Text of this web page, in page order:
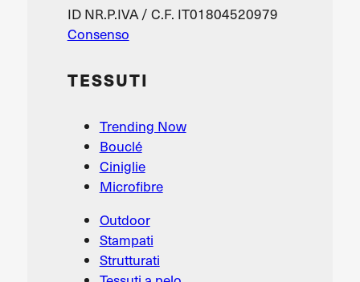
ID NR.P.IVA / C.F. IT01804520979
Consenso
TESSUTI
Trending Now
Bouclé
Ciniglie
Microfibre
Outdoor
Stampati
Strutturati